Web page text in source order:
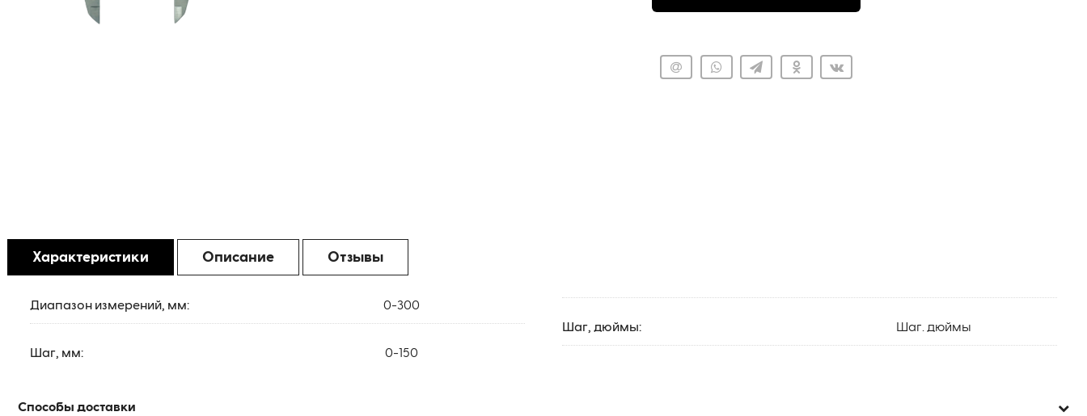
Характеристики Описание Отзывы
Диапазон измерений, мм: 0-300
Шаг, мм: 0-150
Шаг, дюймы: Шаг. дюймы
Способы доставки